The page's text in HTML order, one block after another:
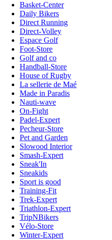
Basket-Center
Daily Bikers
Direct Running
Direct-Volley
Espace Golf
Foot-Store
Golf and co
Handball-Store
House of Rugby
La sellerie de Maé
Made in Paradis
Nauti-wave
On-Fight
Padel-Expert
Pecheur-Store
Pet and Garden
Slowood Interior
Smash-Expert
Sneak'In
Sneakids
Sport is good
Training-Fit
Trek-Expert
Triathlon-Expert
TripNBikers
Vélo-Store
Winter-Expert